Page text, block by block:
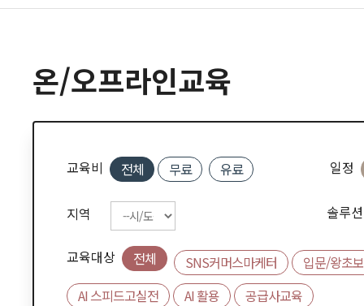
온/오프라인교육
교육비 전체 무료 유료 일정
지역 솔루션
교육대상 전체 SNS커머스마케터
입문/왕초보
AI 스피드고실전
AI 활용 공급사교육